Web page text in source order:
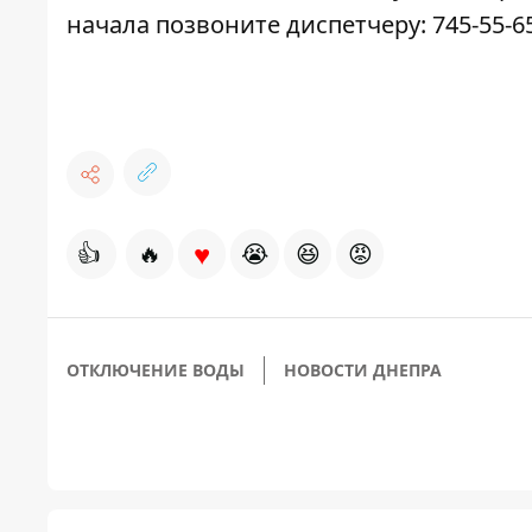
начала позвоните диспетчеру: 745-55-
👍 🔥 ♥ 😭 😆 😡
ОТКЛЮЧЕНИЕ ВОДЫ НОВОСТИ ДНЕПРА